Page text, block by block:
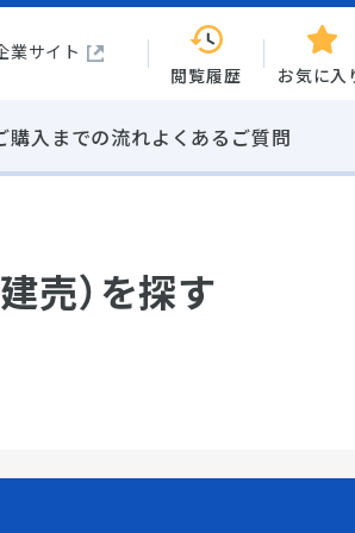
業サイト
閲覧履歴
お気に入
購入までの流れよくあるご質問
売）を探す